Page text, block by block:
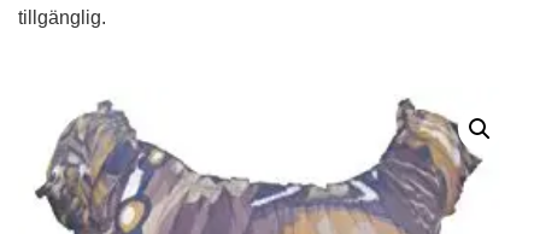
tillgänglig.